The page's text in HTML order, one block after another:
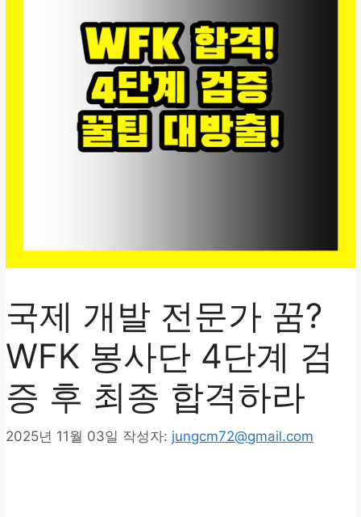
국제 개발 전문가 꿈?
WFK 봉사단 4단계 검
증 후 최종 합격하라
2025년 11월 03일 작성자: jungcm72@gmail.com